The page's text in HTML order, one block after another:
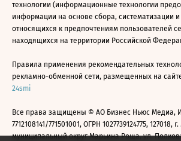
технологии (информационные технологии
информации на основе сбора, систематизации
относящихся к предпочтениям пользователей
находящихся на территории Российской
Правила применения рекомендательных
рекламно-обменной сети, размещенных на
24smi
Все права защищены © АО Бизнес Ньюс Медиа,
7712108141/771501001, ОГРН 1027739124775, 127018,
муниципальный округ Марьина Роща, ул.